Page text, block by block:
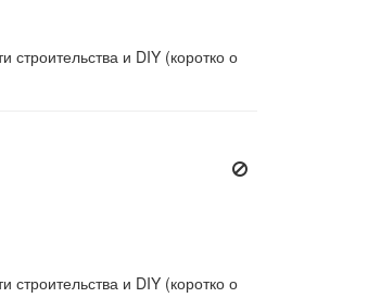
строительства и DIY (коротко о
строительства и DIY (коротко о